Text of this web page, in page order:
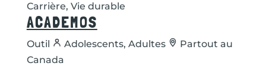
Carrière, Vie durable
ACADEMOS
Outil Adolescents, Adultes
Partout au
Canada